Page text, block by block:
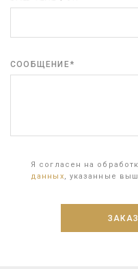
СООБЩЕНИЕ*
Я согласен на
данных, указанные